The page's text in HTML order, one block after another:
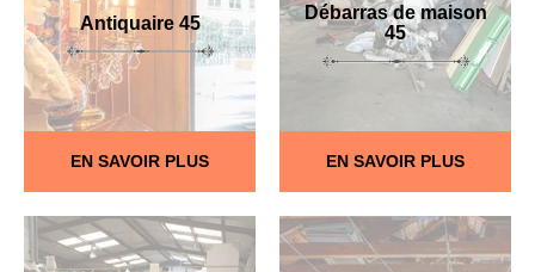
Antiquaire 45
EN SAVOIR PLUS
Débarras de maison
45
EN SAVOIR PLUS